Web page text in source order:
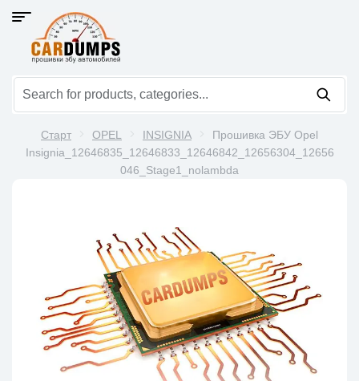
Старт OPEL INSIGNIA
Прошивка ЭБУ Opel
Insignia_12646835_12646833_12646842_12656304_12656
046_Stage1_nolambda